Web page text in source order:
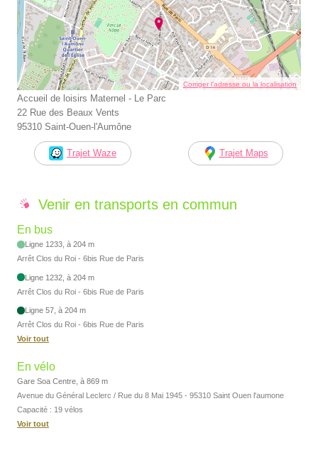
Corriger l’adresse ou la localisation
Accueil de loisirs Maternel - Le Parc
22 Rue des Beaux Vents
95310 Saint-Ouen-l'Aumône
Trajet Waze Trajet Maps
Venir en transports en commun
En bus
Ligne 1233, à 204 m
Arrêt Clos du Roi - 6bis Rue de Paris
Ligne 1232, à 204 m
Arrêt Clos du Roi - 6bis Rue de Paris
Ligne 57, à 204 m
Arrêt Clos du Roi - 6bis Rue de Paris
Voir tout
En vélo
Gare Soa Centre, à 869 m
Avenue du Général Leclerc / Rue du 8 Mai 1945 - 95310 Saint Ouen l'aumone
Capacité : 19 vélos
Voir tout